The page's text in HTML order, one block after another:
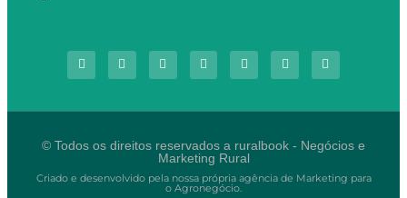
© Todos os direitos reservados a ruralbook - Negócios e
Marketing Rural
Criado e desenvolvido pela nossa própria agência de Marketing para
o Agronegócio.